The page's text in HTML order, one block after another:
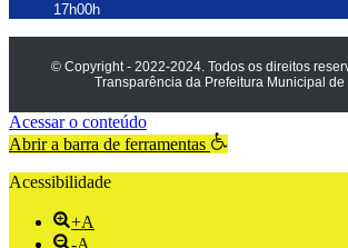
17h00h
© Copyright - 2022-2024. Todos os direitos
Transparência da Prefeitura Municipal de
Acessar o conteúdo
Abrir a barra de ferramentas
Acessibilidade
+A
-A